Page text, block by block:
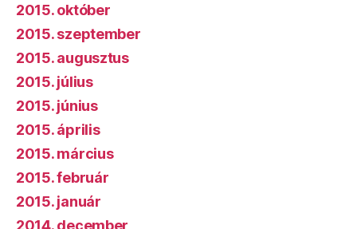
2015. október
2015. szeptember
2015. augusztus
2015. július
2015. június
2015. április
2015. március
2015. február
2015. január
2014. december